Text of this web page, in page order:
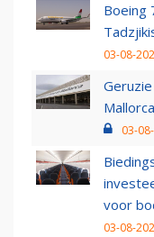
Boeing
03-08-
Mallorca
03-
voor
03-08-